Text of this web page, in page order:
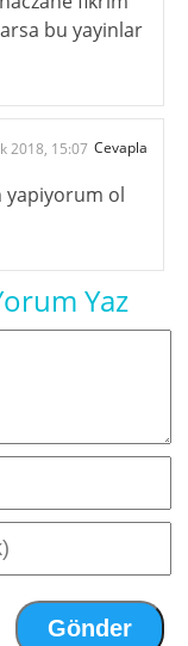
bu yayinlar
2018, 15:07
yapiyorum ol
Cevapla
Yaz